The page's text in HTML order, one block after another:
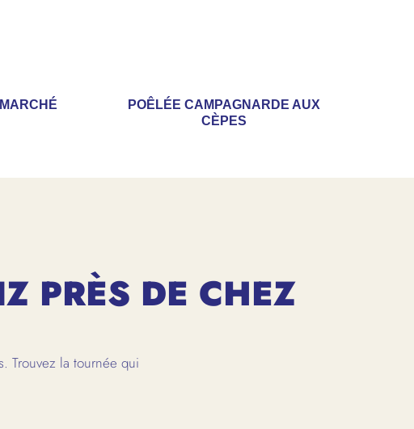
POÊLÉE CAMPAGNARDE AUX
CÈPES
PRÈS DE CHEZ
Trouvez la tournée qui